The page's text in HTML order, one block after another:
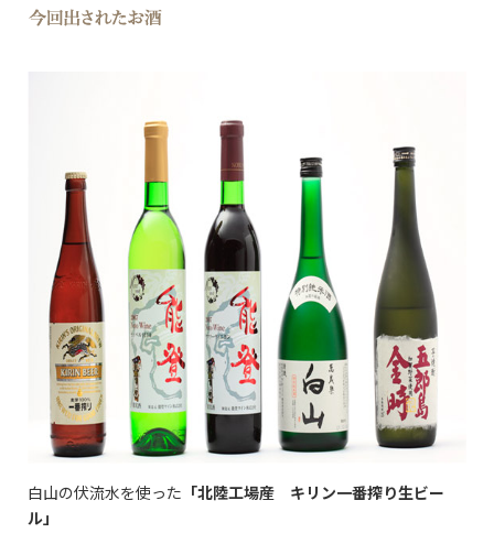
白山の伏流水を使った 「北陸工場産 キリン一番搾り生ビー
ル」